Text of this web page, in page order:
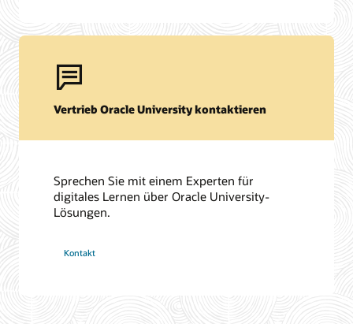
Vertrieb Oracle University kontaktieren
Sprechen Sie mit einem Experten für
digitales Lernen über Oracle University-
Lösungen.
Kontakt